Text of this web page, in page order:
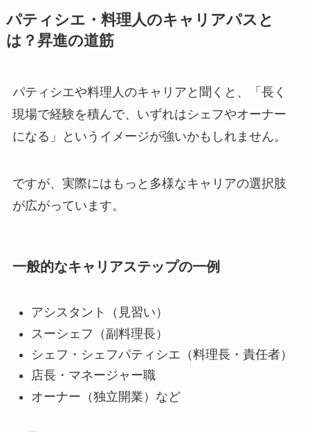
パティシエ・料理人のキャリアパスと
は？昇進の道筋
パティシエや料理人のキャリアと聞くと、「長く
現場で経験を積んで、いずれはシェフやオーナー
になる」というイメージが強いかもしれません。
ですが、実際にはもっと多様なキャリアの選択肢
が広がっています。
一般的なキャリアステップの一例
アシスタント（見習い）
スーシェフ（副料理長）
シェフ・シェフパティシエ（料理長・責任者）
店長・マネージャー職
オーナー（独立開業）など